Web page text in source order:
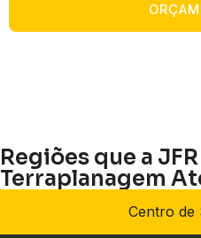
Regiões que a
Terraplanagem
Centro de